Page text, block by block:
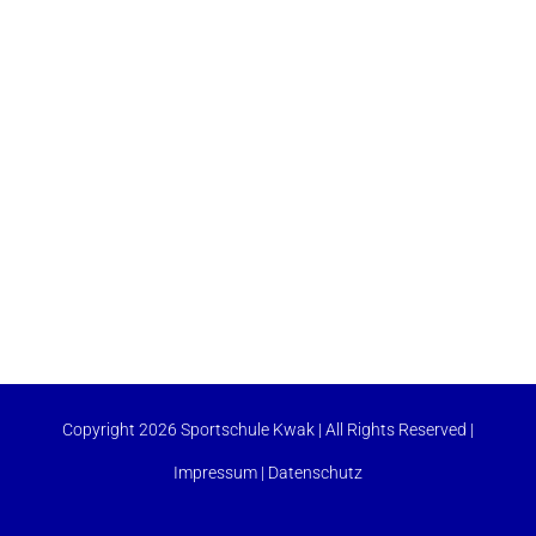
Copyright 2026 Sportschule Kwak | All Rights Reserved |
Impressum | Datenschutz